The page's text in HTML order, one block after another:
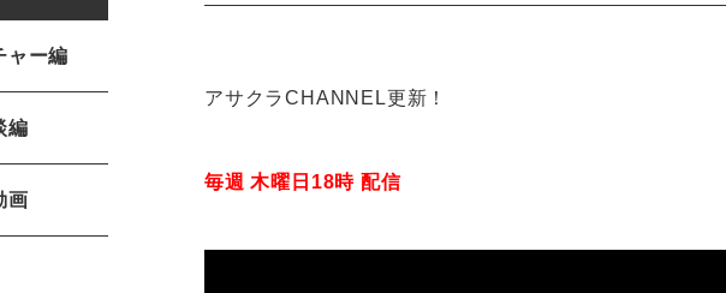
アサクラCHANNEL更新！
毎週 木曜日18時 配信
ャー編
編
画